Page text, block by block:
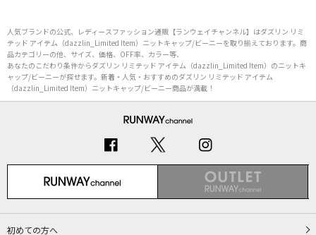
人気ブランドの公式、レディースファッション通販【ランウェイチャンネル】はダズリン リミ
テッド アイテム（dazzlin_Limited Item）ニットキャップ/ビーニーを取り揃えております。商
品カテゴリーの他、サイズ、価格、OFF率、カラー等、
あなたのこだわり条件からダズリン リミテッド アイテム（dazzlin_Limited Item）のニットキ
ャップ/ビーニーが探せます。新着・人気・おすすめのダズリン リミテッド アイテム
（dazzlin_Limited Item）ニットキャップ/ビーニー商品が満載！
初めての方へ